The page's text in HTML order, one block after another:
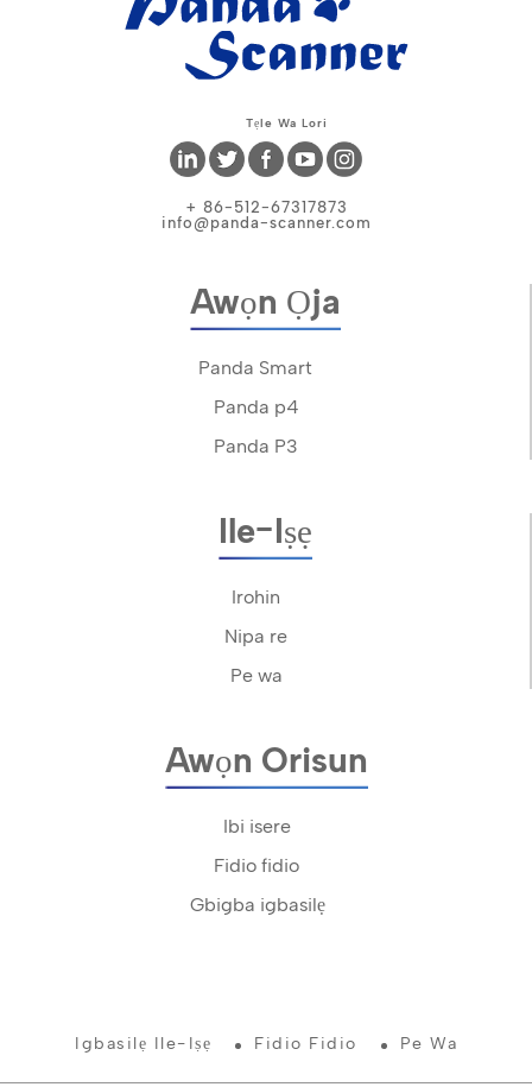
Tẹle Wa Lori
+ 86-512-67317873
info@panda-scanner.com
Awọn Ọja
Panda Smart
Panda p4
Panda P3
Ile-Iṣẹ
Irohin
Nipa re
Pe wa
Awọn Orisun
Ibi isere
Fidio fidio
Gbigba igbasilẹ
Igbasilẹ Ile-Iṣẹ Fidio Fidio Pe Wa